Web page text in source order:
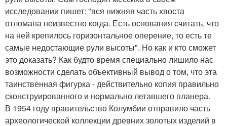
исследовании пишет: "вся нижняя часть хвоста
отломана неизвестно когда. Есть основания считать, что
на ней крепилось горизонтальное оперение, то есть те
самые недостающие рули высоты". Но как и кто сможет
это доказать? Как будто время специально лишило нас
возможности сделать объективный вывод о том, что эта
таинственная фигурка - действительно копия правильно
сконструированного и нормально летавшего планера.
В 1954 году правительство Колумбии отправило часть
археологической коллекции древних золотых изделий в